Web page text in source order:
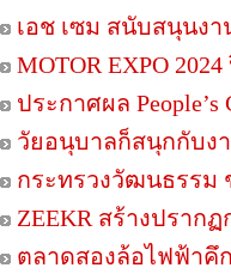
เอช เซม สนับสนุนง
MOTOR EXPO
ประกาศผล People’s
วัยอนุบาลก็สนุกกับงา
กระทรวงวัฒนธรรม
ZEEKR สร้างปรา
ตลาดสองล้อไฟฟ้าคึ